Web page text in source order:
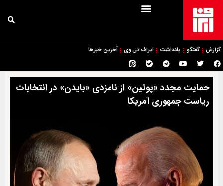
گزارش گفتگو یادداشت ایراف تی وی آخرین خبرها
حمایت مجدد «پوتین» از نامزدی «بایدن» در انتخابات
ریاست جمهوری آمریکا